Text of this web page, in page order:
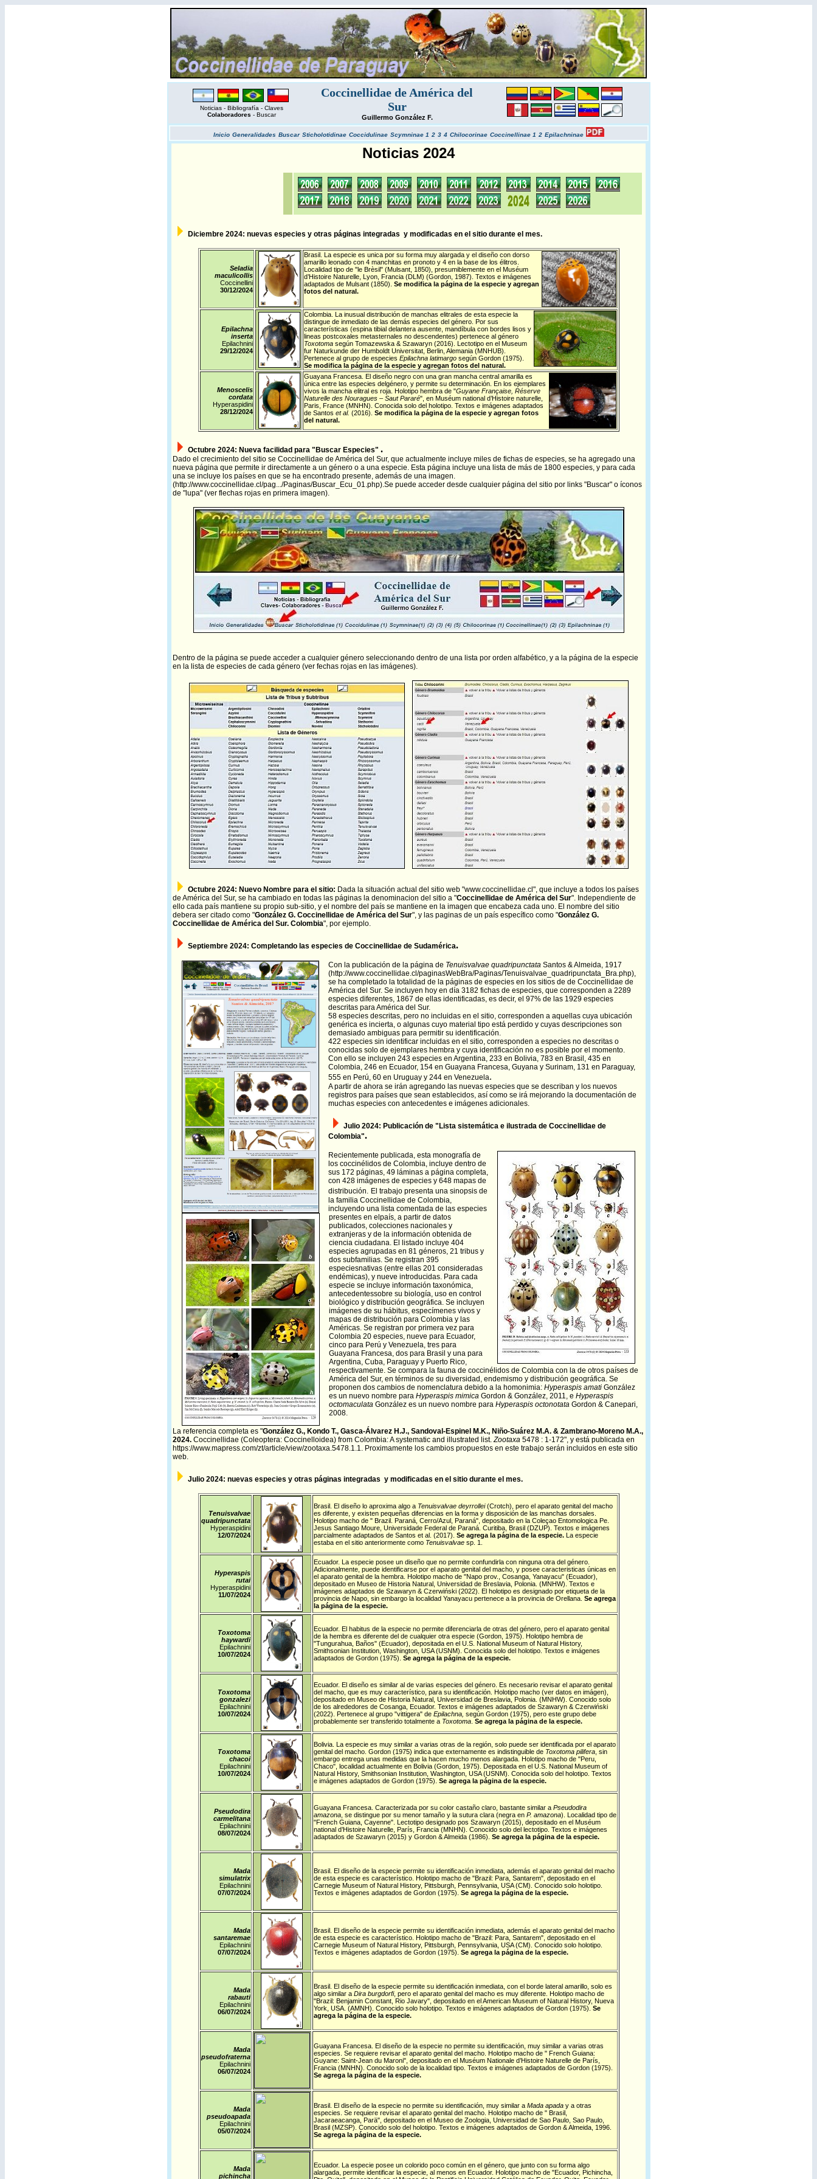
Noticias- Bibliografía - Claves
Colaboradores - Buscar
Coccinellidae de América del
Sur
Guillermo González F.
Inicio Generalidades Buscar Sticholotidinae Coccidulinae Scymninae 1 2 3 4 Chilocorinae Coccinellinae 1 2 Epilachninae
Noticias 2024
Diciembre 2024: nuevas especies y otras páginas integradas y modificadas en el sitio durante el mes.
Seladia
maculicollis
Coccinellini
30/12/2024
Brasil. La especie es unica por su forma muy alargada y el diseño con dorso
amarillo leonado con 4 manchitas en pronoto y 4 en la base de los élitros.
Localidad tipo de "le Brèsil" (Mulsant, 1850), presumiblemente en el Muséum
d’Histoire Naturelle, Lyon, Francia (DLM) (Gordon, 1987). Textos e imágenes
adaptados de Mulsant (1850). Se modifica la página de la especie y agregan
fotos del natural.
Epilachna
inserta
Epilachnini
29/12/2024
Colombia. La inusual distribución de manchas elitrales de esta especie la
distingue de inmediato de las demás especies del género. Por sus
características (espina tibial delantera ausente, mandíbula con bordes lisos y
lineas postcoxales metasternales no descendentes) pertenece al género
Toxotomasegún Tomazewska & Szawaryn (2016). Lectotipo en el Museum
fur Naturkunde der Humboldt Universitat, Berlin, Alemania (MNHUB).
Pertenece al grupo de especies Epilachna latimargo según Gordon (1975).
Se modifica la página de la especie y agregan fotos del natural.
Menoscelis
cordata
Hyperaspidini
28/12/2024
Guayana Francesa. El diseño negro con una gran mancha central amarilla es
única entre las especies delgénero, y permite su determinación. En los ejemplares
vivos la mancha elitral es roja. Holotipo hembra de "Guyane Française, Réserve
Naturelle des Nouragues – Saut Pararé", en Muséum national d’Histoire naturelle,
Paris, France (MNHN). Conocida solo del holotipo. Textos e imágenes adaptados
de Santos et al. (2016). Se modifica la página de la especie y agregan fotos
del natural.
Octubre 2024: Nueva facilidad para "Buscar Especies" .
Dado el crecimiento del sitio se Coccinellidae de América del Sur, que actualmente incluye miles de fichas de especies, se ha agregado una
nueva página que permite ir directamente a un género o a una especie. Esta página incluye una lista de más de 1800 especies, y para cada
una se incluye los países en que se ha encontrado presente, además de una imagen.
(http://www.coccinellidae.cl/pag.../Paginas/Buscar_Ecu_01.php).Se puede acceder desde cualquier página del sitio por links "Buscar" o íconos
de "lupa" (ver flechas rojas en primera imagen).
Dentro de la página se puede acceder a cualquier género seleccionando dentro de una lista por orden alfabético, y a la página de la especie
en la lista de especies de cada género (ver fechas rojas en las imágenes).
Octubre 2024: Nuevo Nombre para el sitio: Dada la situación actual del sitio web "www.coccinellidae.cl", que incluye a todos los países
de América del Sur, se ha cambiado en todas las páginas la denominacion del sitio a "Coccinellidae de América del Sur". Independiente de
ello cada país mantiene su propio sub-sitio, y el nombre del país se mantiene en la imagen que encabeza cada uno. El nombre del sitio
debera ser citado como "González G. Coccinellidae de América del Sur", y las paginas de un país específico como "González G.
Coccinellidae de América del Sur. Colombia", por ejemplo.
Septiembre 2024: Completando las especies de Coccinellidae de Sudamérica.
Con la publicación de la página de Tenuisvalvae quadripunctata Santos & Almeida, 1917
(http://www.coccinellidae.cl/paginasWebBra/Paginas/Tenuisvalvae_quadripunctata_Bra.php),
se ha completado la totalidad de la páginas de especies en los sitios de de Coccinellidae de
América del Sur. Se incluyen hoy en día 3182 fichas de especies, que corresponden a 2289
especies diferentes, 1867 de ellas identificadas, es decir, el 97% de las 1929 especies
descritas para América del Sur.
58 especies descritas, pero no incluidas en el sitio, corresponden a aquellas cuya ubicación
genérica es incierta, o algunas cuyo material tipo está perdido y cuyas descripciones son
demasiado ambiguas para permitir su identificación.
422 especies sin identificar incluidas en el sitio, corresponden a especies no descritas o
conocidas solo de ejemplares hembra y cuya identificación no es posible por el momento.
Con ello se incluyen 243 especies en Argentina, 233 en Bolivia, 783 en Brasil, 435 en
Colombia, 246 en Ecuador, 154 en Guayana Francesa, Guyana y Surinam, 131 en Paraguay,
555 en Perú, 60 en Uruguay y 244 en Venezuela.
A partir de ahora se irán agregando las nuevas especies que se describan y los nuevos
registros para países que sean establecidos, así como se irá mejorando la documentación de
muchas especies con antecedentes e imágenes adicionales.
Julio 2024: Publicación de "Lista sistemática e ilustrada de Coccinellidae de
Colombia".
Recientemente publicada, esta monografía de
los coccinélidos de Colombia, incluye dentro de
sus 172 páginas, 49 láminas a página completa,
con 428 imágenes de especies y 648 mapas de
distribución. El trabajo presenta una sinopsis de
la familia Coccinellidae de Colombia,
incluyendo una lista comentada de las especies
presentes en elpaís, a partir de datos
publicados, colecciones nacionales y
extranjeras y de la información obtenida de
ciencia ciudadana. El listado incluye 404
especies agrupadas en 81 géneros, 21 tribus y
dos subfamilias. Se registran 395
especiesnativas (entre ellas 201 consideradas
endémicas), y nueve introducidas. Para cada
especie se incluye información taxonómica,
antecedentessobre su biología, uso en control
biológico y distribución geográfica. Se incluyen
imágenes de su hábitus, especímenes vivos y
mapas de distribución para Colombia y las
Américas. Se registran por primera vez para
Colombia 20 especies, nueve para Ecuador,
cinco para Perú y Venezuela, tres para
Guayana Francesa, dos para Brasil y una para
Argentina, Cuba, Paraguay y Puerto Rico,
respectivamente. Se compara la fauna de coccinélidos de Colombia con la de otros países de
América del Sur, en términos de su diversidad, endemismo y distribución geográfica. Se
proponen dos cambios de nomenclatura debido a la homonimia: Hyperaspis amati González
es un nuevo nombre para Hyperaspis mimica Gordon & González, 2011, e Hyperaspis
octomaculata González es un nuevo nombre para Hyperaspis octonotata Gordon & Canepari,
2008.
La referencia completa es "González G., Kondo T., Gasca-Álvarez H.J., Sandoval-Espinel M.K., Niño-Suárez M.A. & Zambrano-Moreno M.A.,
2024. Coccinellidae (Coleoptera: Coccinelloidea) from Colombia: A systematic and illustrated list.Zootaxa 5478 : 1-172", y está publicada en
https://www.mapress.com/zt/article/view/zootaxa.5478.1.1. Proximamente los cambios propuestos en este trabajo serán incluidos en este sitio
web.
Julio 2024: nuevas especies y otras páginas integradas y modificadas en el sitio durante el mes.
Tenuisvalvae
quadripunctata
Hyperaspidini
12/07/2024
Brasil. El diseño lo aproxima algo a Tenuisvalvae deyrrollei(Crotch), pero el aparato genital del macho
es diferente, y existen pequeñas diferencias en la forma y disposición de las manchas dorsales.
Holotipo macho de " Brazil. Paraná, Cerro/Azul, Paraná", depositado en la Coleçao Entomologica Pe.
Jesus Santiago Moure, Universidade Federal de Paraná. Curitiba, Brasil (DZUP). Textos e imágenes
parcialmente adaptados de Santos et al. (2017). Se agrega la página de la especie. La especie
estaba en el sitio anteriormente como Tenuisvalvaesp. 1.
Hyperaspis
rutai
Hyperaspidini
11/07/2024
Ecuador. La especie posee un diseño que no permite confundirla con ninguna otra del género.
Adicionalmente, puede identificarse por el aparato genital del macho, y posee caracteristicas únicas en
el aparato genital de la hembra. Holotipo macho de "Napo prov., Cosanga, Yanayacu" (Ecuador),
depositado en Museo de Historia Natural, Universidad de Breslavia, Polonia. (MNHW). Textos e
imágenes adaptados de Szawaryn & Czerwiński (2022). El holotipo es designado por etiqueta de la
provincia de Napo, sin embargo la localidad Yanayacu pertenece a la provincia de Orellana. Se agrega
la página de la especie.
Toxotoma
haywardi
Epilachnini
10/07/2024
Ecuador. El habitus de la especie no permite diferenciarla de otras del género, pero el aparato genital
de la hembra es diferente del de cualquier otra especie (Gordon, 1975). Holotipo hembra de
"Tungurahua, Baños" (Ecuador), depositada en el U.S. National Museum of Natural History,
Smithsonian Institution, Washington, USA (USNM). Conocida solo del holotipo. Textos e imágenes
adaptados de Gordon (1975). Se agrega la página de la especie.
Toxotoma
gonzalezi
Epilachnini
10/07/2024
Ecuador. El diseño es similar al de varias especies del género. Es necesario revisar el aparato genital
del macho, que es muy característico, para su identificación. Holotipo macho (ver datos en imágen),
depositado en Museo de Historia Natural, Universidad de Breslavia, Polonia. (MNHW). Conocido solo
de los alrededores de Cosanga, Ecuador. Textos e imágenes adaptados de Szawaryn & Czerwiński
(2022). Pertenece al grupo "vittigera" de Epilachna, según Gordon (1975), pero este grupo debe
probablemente ser transferido totalmente a Toxotoma. Se agrega la página de la especie.
Toxotoma
chacoi
Epilachnini
10/07/2024
Bolivia. La especie es muy similar a varias otras de la región, solo puede ser identificada por el aparato
genital del macho. Gordon (1975) indica que externamente es indistinguible de Toxotoma pilifera, sin
embargo entrega unas medidas que la hacen mucho menos alargada. Holotipo macho de "Peru,
Chaco", localidad actualmente en Bolivia (Gordon, 1975). Depositada en el U.S. National Museum of
Natural History, Smithsonian Institution, Washington, USA (USNM). Conocida solo del holotipo. Textos
e imágenes adaptados de Gordon (1975). Se agrega la página de la especie.
Pseudodira
carmelitana
Epilachnini
08/07/2024
Guayana Francesa. Caracterizada por su color castaño claro, bastante similar a Pseudodira
amazona, se distingue por su menor tamaño y la sutura clara (negra en P. amazona). Localidad tipo de
"French Guiana, Cayenne". Lectotipo designado pos Szawaryn (2015), depositado en el Muséum
national d’Histoire Naturelle, París, Francia (MNHN). Conocido solo del lectotipo. Textos e imágenes
adaptados de Szawaryn (2015) y Gordon & Almeida (1986). Se agrega la página de la especie.
Mada
simulatrix
Epilachnini
07/07/2024
Brasil. El diseño de la especie permite su identificación inmediata, además el aparato genital del macho
de esta especie es característico. Holotipo macho de "Brazil: Para, Santarem", depositado en el
Carnegie Museum of Natural History, Pittsburgh, Pennsylvania, USA (CM). Conocido solo holotipo.
Textos e imágenes adaptados de Gordon (1975). Se agrega la página de la especie.
Mada
santaremae
Epilachnini
07/07/2024
Brasil. El diseño de la especie permite su identificación inmediata, además el aparato genital del macho
de esta especie es característico. Holotipo macho de "Brazil: Para, Santarem", depositado en el
Carnegie Museum of Natural History, Pittsburgh, Pennsylvania, USA (CM). Conocido solo holotipo.
Textos e imágenes adaptados de Gordon (1975). Se agrega la página de la especie.
Mada
rabauti
Epilachnini
06/07/2024
Brasil. El diseño de la especie permite su identificación inmediata, con el borde lateral amarillo, solo es
algo similar a Dira burgdorfi, pero el aparato genital del macho es muy diferente. Holotipo macho de
"Brazil: Benjamin Constant, Rio Javary", depositado en el American Museum of Natural History, Nueva
York, USA. (AMNH). Conocido solo holotipo. Textos e imágenes adaptados de Gordon (1975). Se
agrega la página de la especie.
Mada
pseudofraterna
Epilachnini
06/07/2024
Guayana Francesa. El diseño de la especie no permite su identificación, muy similar a varias otras
especies. Se requiere revisar el aparato genital del macho. Holotipo macho de " French Guiana:
Guyane: Saint-Jean du Maroni", depositado en el Muséum Nationale d’Histoire Naturelle de París,
Francia (MNHN). Conocido solo de la localidad tipo. Textos e imágenes adaptados de Gordon (1975).
Se agrega la página de la especie.
Mada
pseudoapada
Epilachnini
05/07/2024
Brasil. El diseño de la especie no permite su identificación, muy similar a Mada apada y a otras
especies. Se requiere revisar el aparato genital del macho. Holotipo macho de " Brasil,
Jacaraeacanga, Parä", depositado en el Museo de Zoologia, Universidad de Sao Paulo, Sao Paulo,
Brasil (MZSP). Conocido solo del holotipo. Textos e imágenes adaptados de Gordon & Almeida, 1996.
Se agrega la página de la especie.
Mada
pichincha
Ecuador. La especie posee un colorido poco común en el género, que junto con su forma algo
alargada, permite identificar la especie, al menos en Ecuador. Holotipo macho de "Ecuador, Pichincha,